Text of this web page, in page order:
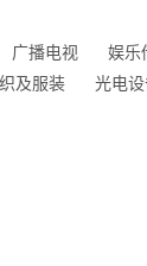
广播电视 娱乐
及服装 光电